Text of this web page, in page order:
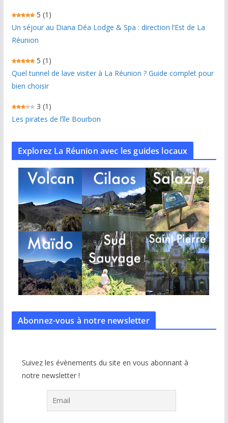
5 (1)
Un séjour au Diana Déa Lodge & Spa : direction l’Est de La
Réunion
5 (1)
Quel tunnel de lave visiter à La Réunion ? Guide complet pour
bien choisir
3 (1)
Les pirates de l’île Bourbon
Explorez La Réunion avec les guides locaux
Abonnez-vous à notre newsletter
Suivez les évènements du site en vous abonnant à
notre newsletter !